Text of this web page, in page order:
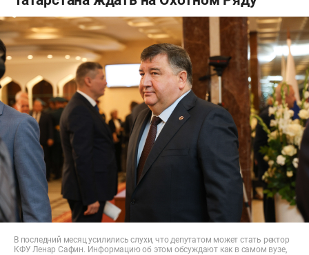
В последний месяц усилились слухи, что депутатом может стать ректор
КФУ Ленар Сафин. Информацию об этом обсуждают как в самом вузе,